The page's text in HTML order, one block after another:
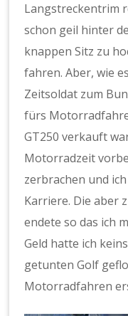
Langstreckentrim
schon geil hinter
knappen Sitz zu
fahren. Aber, wie
Zeitsoldat zum
fürs
GT250 verkauft
Motorradzeit
zerbrachen und
Karriere. Die aber
endete so das ich
Geld hatte ich
getunten Golf
Motorradfahren